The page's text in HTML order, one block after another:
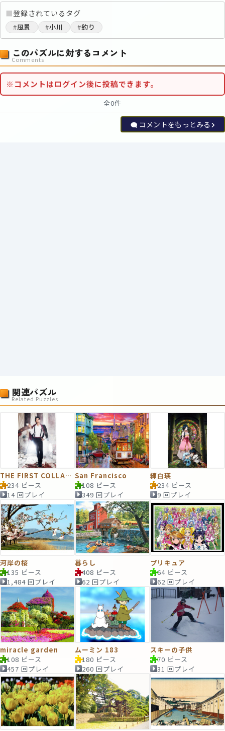
■登録されているタグ
#風景 #小川 #釣り
このパズルに対するコメント
Comments
※コメントはログイン後に投稿できます。
全0件
コメントをもっとみる
関連パズル
Related Puzzles
THE FIRST COLLAGE
234 ピース
14 回プレイ
San Francisco
108 ピース
349 回プレイ
練白瑛
234 ピース
9 回プレイ
河岸の桜
135 ピース
1,484 回プレイ
暮らし
408 ピース
62 回プレイ
プリキュア
64 ピース
62 回プレイ
miracle garden
108 ピース
457 回プレイ
ムーミン 183
180 ピース
260 回プレイ
スキーの子供
70 ピース
31 回プレイ